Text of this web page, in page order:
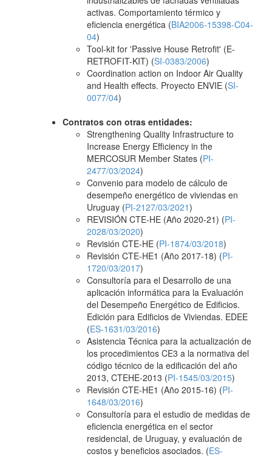
activas. Comportamiento térmico y
eficiencia energética (BIA2006-15398-C04-
04)
Tool-kit for 'Passive House Retrofit' (E-
RETROFIT-KIT) (SI-0383/2006)
Coordination action on Indoor Air Quality
and Health effects. Proyecto ENVIE (SI-
0077/04)
Contratos con otras entidades:
Strengthening Quality Infrastructure to
Increase Energy Efficiency in the
MERCOSUR Member States (PI-
2477/03/2024)
Convenio para modelo de cálculo de
desempeño energético de viviendas en
Uruguay (PI-2127/03/2021)
REVISIÓN CTE-HE (Año 2020-21) (PI-
2028/03/2020)
Revisión CTE-HE (PI-1874/03/2018)
Revisión CTE-HE1 (Año 2017-18) (PI-
1720/03/2017)
Consultoría para el Desarrollo de una
aplicación informática para la Evaluación
del Desempeño Energético de Edificios.
Edición para Edificios de Viviendas. EDEE
(ES-1631/03/2016)
Asistencia Técnica para la actualización de
los procedimientos CE3 a la normativa del
código técnico de la edificación del año
2013, CTEHE-2013 (PI-1545/03/2015)
Revisión CTE-HE1 (Año 2015-16) (PI-
1648/03/2016)
Consultoría para el estudio de medidas de
eficiencia energética en el sector
residencial, de Uruguay, y evaluación de
costos y beneficios asociados. (ES-